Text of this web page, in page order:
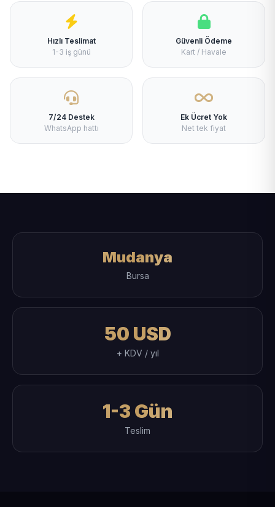
Hızlı Teslimat
1-3 iş günü
Güvenli Ödeme
Kart / Havale
7/24 Destek
WhatsApp hattı
Ek Ücret Yok
Net tek fiyat
Mudanya
Bursa
50 USD
+ KDV / yıl
1-3 Gün
Teslim